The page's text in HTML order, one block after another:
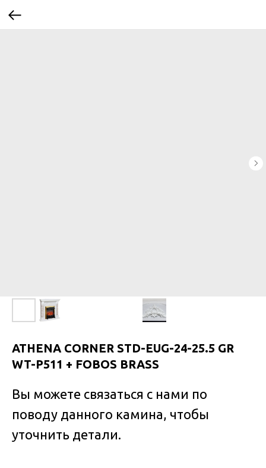
ATHENA CORNER STD-EUG-24-25.5 GR
WT-P511 + FOBOS BRASS
Вы можете связаться с нами по
поводу данного камина, чтобы
уточнить детали.